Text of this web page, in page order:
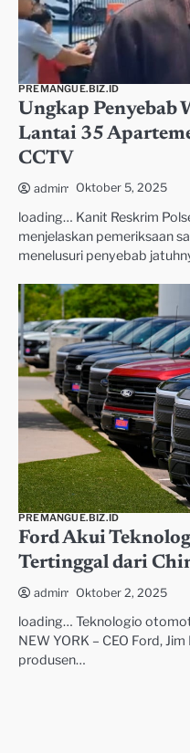
PREMANGUE.BIZ.ID
Ungkap Penyebab
Lantai 35
CCTV
admin Oktober 5, 2025
loading… Kanit Reskrim
menjelaskan pemeriksaan
menelusuri penyebab
PREMANGUE.BIZ.ID
Ford Akui
Tertinggal dari
admin Oktober 2, 2025
loading… Teknologio
NEW YORK – CEO Ford,
produsen…